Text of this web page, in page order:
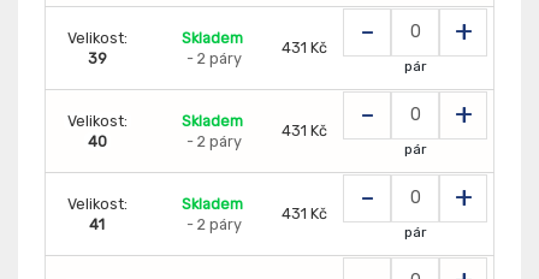
Velikost:
39
Skladem
- 2 páry
431 Kč - +
pár
Velikost:
40
Skladem
- 2 páry
431 Kč - +
pár
Velikost:
41
Skladem
- 2 páry
431 Kč - +
pár